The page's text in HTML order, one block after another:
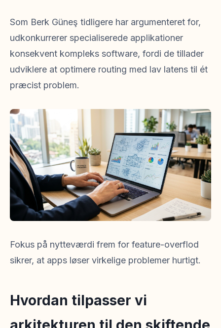
Som Berk Güneş tidligere har argumenteret for,
udkonkurrerer specialiserede applikationer
konsekvent kompleks software, fordi de tillader
udviklere at optimere routing med lav latens til ét
præcist problem.
Fokus på nytteværdi frem for feature-overflod
sikrer, at apps løser virkelige problemer hurtigt.
Hvordan tilpasser vi